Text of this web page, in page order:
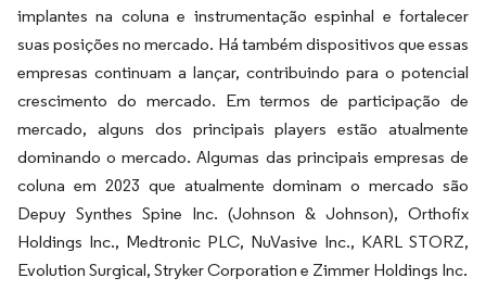
implantes na coluna e instrumentação espinhal e fortalecer
suas posições no mercado. Há também dispositivos que essas
empresas continuam a lançar, contribuindo para o potencial
crescimento do mercado. Em termos de participação de
mercado, alguns dos principais players estão atualmente
dominando o mercado. Algumas das principais empresas de
coluna em 2023 que atualmente dominam o mercado são
Depuy Synthes Spine Inc. (Johnson & Johnson), Orthofix
Holdings Inc., Medtronic PLC, NuVasive Inc., KARL STORZ,
Evolution Surgical, Stryker Corporation e Zimmer Holdings Inc.